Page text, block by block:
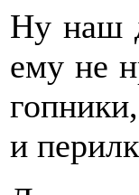
Ну наш
ему не
и